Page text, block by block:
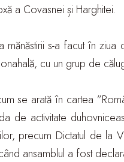
a Covasnei și Harghitei.
mănăstirii s-a facut în
cu un grup de
se arată în cartea
de activitate
precum Dictatul de la
ansamblul a fost